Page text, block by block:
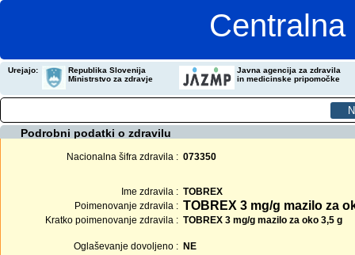
Urejajo:
Republika Slovenija
Ministrstvo za zdravje
Javna agencija za zdravila
in medicinske pripomočke
Podrobni podatki o zdravilu
Nacionalna šifra zdravila : 073350
Ime zdravila : TOBREX
Poimenovanje zdravila : TOBREX 3 mg/g mazilo za
Kratko poimenovanje zdravila : TOBREX 3 mg/g mazilo za oko 3,5 g
Oglaševanje dovoljeno : NE